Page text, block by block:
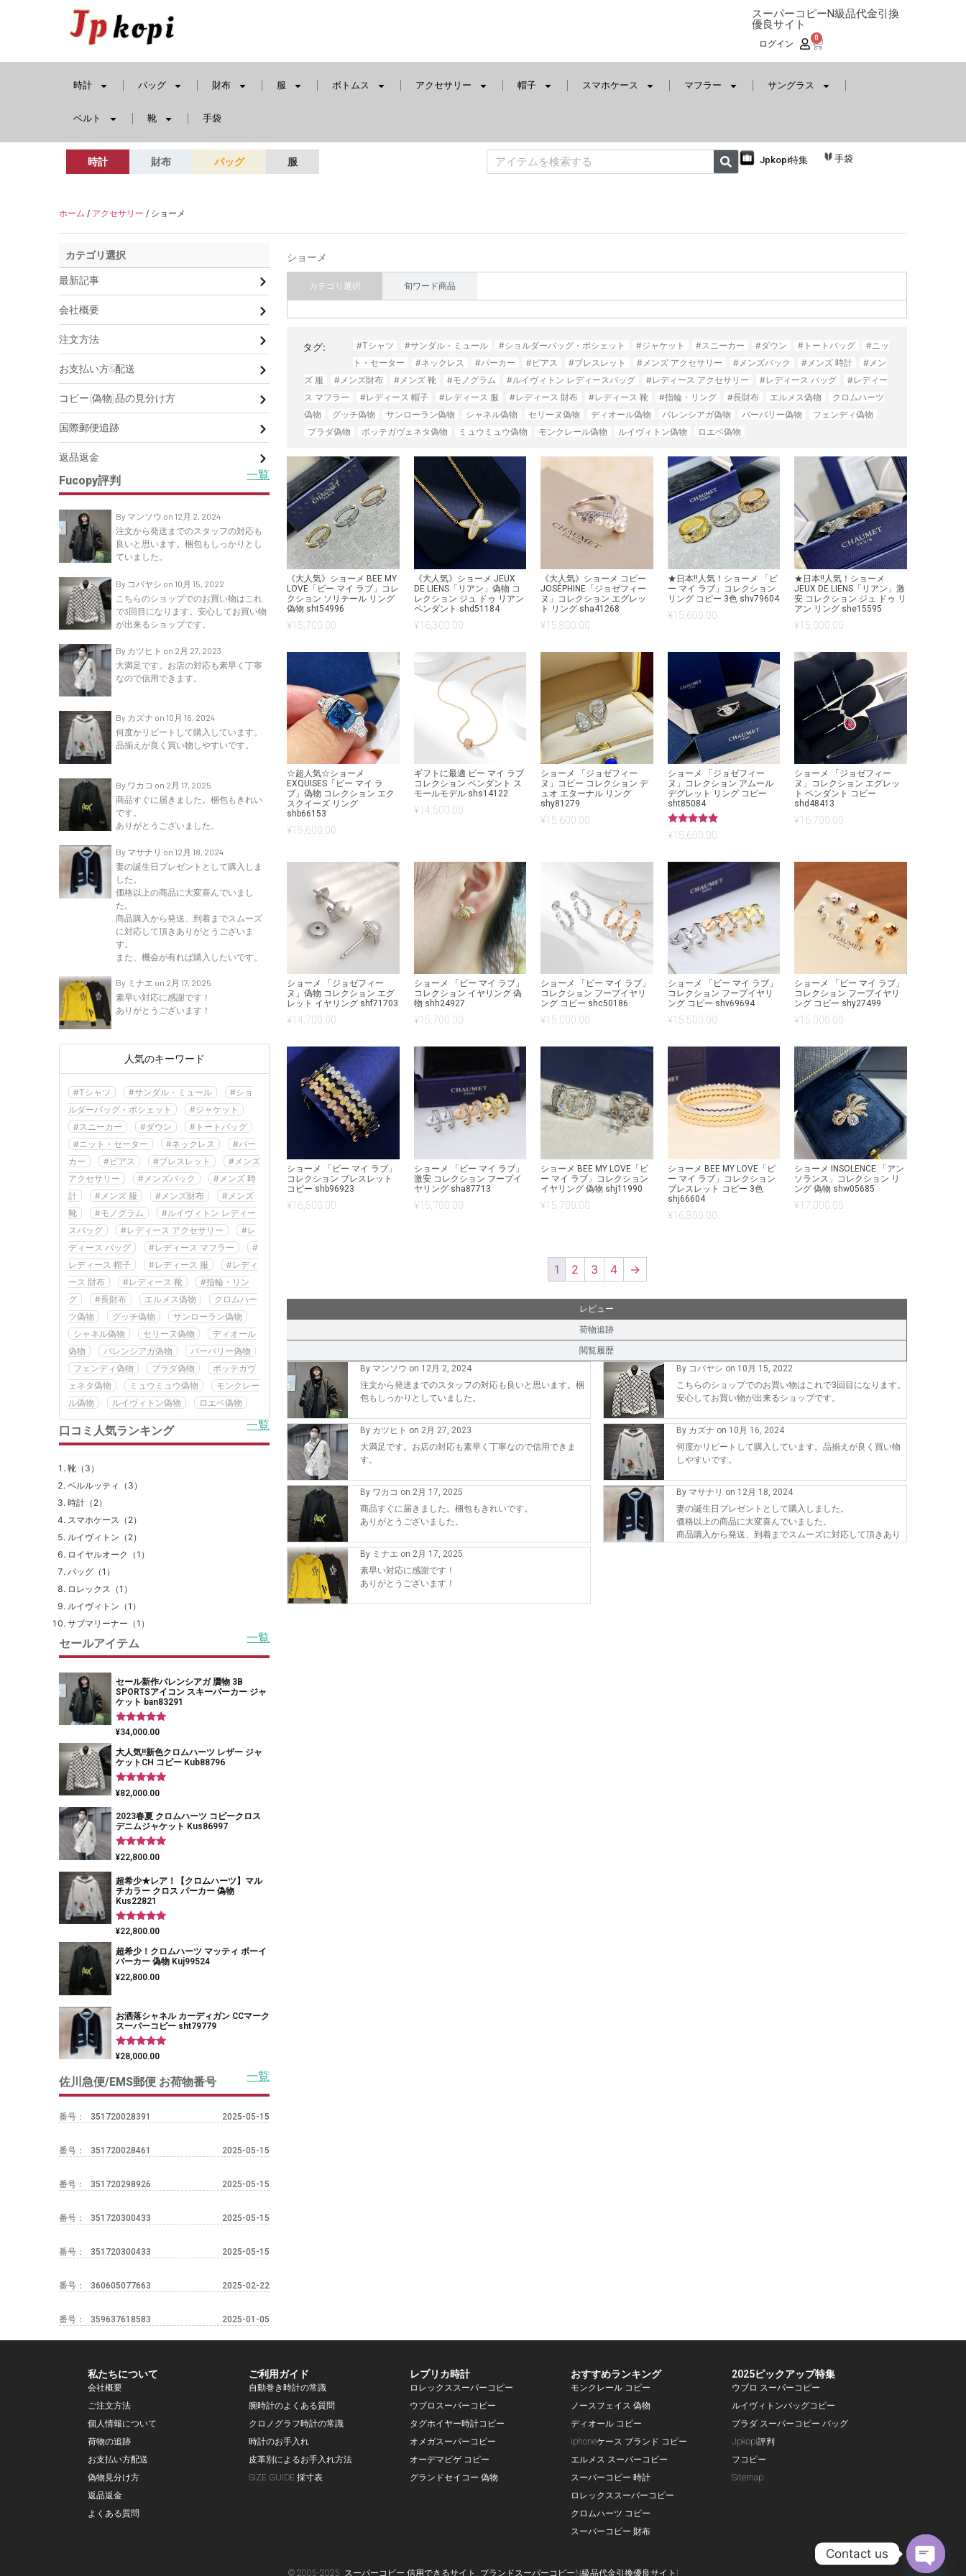
スーパーコピーN級品代金引換
優良サイト
ログイン
0
時計 バッグ 財布 服 ボトムス アクセサリー 帽子 スマホケース マフラー サングラス
ベルト 靴 手袋
時計 財布 バッグ 服 Jpkopi特集 手袋
ホーム / アクセサリー / ショーメ
カテゴリ選択
最新記事
会社概要
注文方法
お支払い方&配送
コピー(偽物)品の見分け方
国際郵便追跡
返品返金
Fucopy評判 一覧
By マンソウ on 12月 2, 2024
注文から発送までのスタッフの対応も
良いと思います。梱包もしっかりとし
ていました。
By コバヤシ on 10月 15, 2022
こちらのショップでのお買い物はこれ
で3回目になります。安心してお買い物
が出来るショップです。
By カツヒト on 2月 27, 2023
大満足です。お店の対応も素早く丁寧
なので信用できます。
By カズナ on 10月 16, 2024
何度かリピートして購入しています。
品揃えが良く買い物しやすいです。
By ワカコ on 2月 17, 2025
商品すぐに届きました。梱包もきれい
です。
ありがとうございました。
By マサナリ on 12月 18, 2024
妻の誕生日プレゼントとして購入しま
した。
価格以上の商品に大変喜んでいまし
た。
商品購入から発送、到着までスムーズ
に対応して頂きありがとうございま
す。
また、機会が有れば購入したいです。
By ミナエ on 2月 17, 2025
素早い対応に感謝です！
ありがとうございます！
人気のキーワード
#Tシャツ #サンダル・ミュール
#ショ
ルダーバッグ・ポシェット
#ジャケット
#スニーカー
#ダウン
#トートバッグ
#ニット・セーター
#ネックレス
#パー
カー
#ピアス #ブレスレット
#メンズ
アクセサリー
#メンズバック
#メンズ 時
計
#メンズ 服 #メンズ財布
#メンズ
靴
#モノグラム
#ルイヴィトン レディー
スバッグ
#レディース アクセサリー
#レ
ディース バッグ
#レディース マフラー
#
レディース 帽子
#レディース 服
#レディ
ース 財布
#レディース 靴
#指輪・リン
グ
#長財布 エルメス偽物
クロムハー
ツ偽物
グッチ偽物
サンローラン偽物
シャネル偽物
セリーヌ偽物
ディオール
偽物
バレンシアガ偽物
バーバリー偽物
フェンディ偽物
プラダ偽物
ボッテガヴ
ェネタ偽物
ミュウミュウ偽物
モンクレー
ル偽物
ルイヴィトン偽物 ロエベ偽物
口コミ人気ランキング 一覧
靴（3）
ベルルッティ（3）
時計（2）
スマホケース（2）
ルイヴィトン（2）
ロイヤルオーク（1）
バッグ（1）
ロレックス（1）
ルイヴィトン（1）
サブマリーナー（1）
セールアイテム 一覧
セール新作バレンシアガ 贋物 3B
SPORTSアイコン スキーパーカー ジャ
ケット ban83291
5段階中
5.00
の評価
¥34,000.00
大人気!!新色クロムハーツ レザー ジャ
ケットCH コピー Kub88796
5段階中
5.00
¥82,000.00
2023春夏 クロムハーツ コピークロス
デニムジャケット Kus86997
5段階中
5.00
の評価
¥22,800.00
超希少★レア！【クロムハーツ】マル
チカラー クロス パーカー 偽物
Kus22821
5段階中
5.00
の評価
¥22,800.00
超希少！クロムハーツ マッティ ボーイ
パーカー 偽物 Kuj99524
¥22,800.00
お洒落シャネル カーディガン CCマーク
スーパーコピー sht79779
5段階中
5.00
¥28,000.00
佐川急便/EMS郵便 お荷物番号 一覧
番号： 351720028391 2025-05-15
番号： 351720028461 2025-05-15
番号： 351720298926 2025-05-15
番号： 351720300433 2025-05-15
番号： 351720300433 2025-05-15
番号： 360605077663 2025-02-22
番号： 359637618583 2025-01-05
ショーメ
カテゴリ選択 旬ワード商品
タグ: #Tシャツ #サンダル・ミュール #ショルダーバッグ・ポシェット #ジャケット #スニーカー #ダウン #トートバッグ
#ニッ
ト・セーター
#ネックレス #パーカー #ピアス #ブレスレット #メンズ アクセサリー #メンズバック #メンズ 時計
#メン
ズ 服
#メンズ財布 #メンズ 靴 #モノグラム #ルイヴィトン レディースバッグ #レディース アクセサリー #レディース バッグ
#レディー
ス マフラー
#レディース 帽子 #レディース 服 #レディース 財布 #レディース 靴 #指輪・リング #長財布 エルメス偽物
クロムハーツ
偽物
グッチ偽物 サンローラン偽物 シャネル偽物 セリーヌ偽物 ディオール偽物 バレンシアガ偽物 バーバリー偽物
フェンディ偽物
プラダ偽物
ボッテガヴェネタ偽物 ミュウミュウ偽物 モンクレール偽物 ルイヴィトン偽物 ロエベ偽物
《大人気》ショーメ BEE MY
LOVE「ビー マイ ラブ」コレ
クション ソリテール リング
偽物 sht54996
¥15,700.00
《大人気》ショーメ JEUX
DE LIENS「リアン」偽物 コ
レクション ジュ ドゥ リアン
ペンダント shd51184
¥16,300.00
《大人気》ショーメ コピー
JOSÉPHINE「ジョゼフィー
ヌ」コレクション エグレッ
ト リング sha41268
¥15,800.00
★日本!!人気！ショーメ 「ビ
ー マイ ラブ」コレクション
リング コピー 3色 shv79604
¥15,600.00
★日本!!人気！ショーメ
JEUX DE LIENS「リアン」激
安 コレクション ジュ ドゥ リ
アン リング she15595
¥15,000.00
☆超人気☆ショーメ
EXQUISES「ビー マイ ラ
ブ」偽物 コレクション エク
スクイーズ リング
shb66153
¥15,600.00
ギフトに最適 ビー マイ ラブ
コレクション ペンダント ス
モールモデル shs14122
¥14,500.00
ショーメ 「ジョゼフィー
ヌ」コピー コレクション デ
ュオ エターナル リング
shy81279
¥15,600.00
ショーメ 「ジョゼフィー
ヌ」コレクション アムール
デグレット リング コピー
sht85084
5段階中
5.00
¥15,600.00
ショーメ 「ジョゼフィー
ヌ」コレクション エグレッ
ト ペンダント コピー
shd48413
¥16,700.00
ショーメ 「ジョゼフィー
ヌ」偽物 コレクション エグ
レット イヤリング shf71703
¥14,700.00
ショーメ 「ビー マイ ラブ」
コレクション イヤリング 偽
物 shh24927
¥15,700.00
ショーメ 「ビー マイ ラブ」
コレクション フープイヤリ
ング コピー shc50186
¥15,000.00
ショーメ 「ビー マイ ラブ」
コレクション フープイヤリ
ング コピー shv69694
¥15,500.00
ショーメ 「ビー マイ ラブ」
コレクション フープイヤリ
ング コピー shy27499
¥15,000.00
ショーメ 「ビー マイ ラブ」
コレクション ブレスレット
コピー shb96923
¥16,500.00
ショーメ 「ビー マイ ラブ」
激安 コレクション フープイ
ヤリング sha87713
¥15,700.00
ショーメ BEE MY LOVE「ビ
ー マイ ラブ」コレクション
イヤリング 偽物 shj11990
¥15,700.00
ショーメ BEE MY LOVE「ビ
ー マイ ラブ」コレクション
ブレスレット コピー 3色
shj66604
¥16,800.00
ショーメ INSOLENCE 「アン
ソランス」コレクション リ
ング 偽物 shw05685
¥17,000.00
1 2 3 4 →
レビュー
荷物追跡
閲覧履歴
By マンソウ on 12月 2, 2024
注文から発送までのスタッフの対応も良いと思います。梱
包もしっかりとしていました。
By コバヤシ on 10月 15, 2022
こちらのショップでのお買い物はこれで3回目になります。
安心してお買い物が出来るショップです。
By カツヒト on 2月 27, 2023
大満足です。お店の対応も素早く丁寧なので信用できま
す。
By カズナ on 10月 16, 2024
何度かリピートして購入しています。品揃えが良く買い物
しやすいです。
By ワカコ on 2月 17, 2025
商品すぐに届きました。梱包もきれいです。
ありがとうございました。
By マサナリ on 12月 18, 2024
妻の誕生日プレゼントとして購入しました。
価格以上の商品に大変喜んでいました。
商品購入から発送、到着までスムーズに対応して頂きあり
By ミナエ on 2月 17, 2025
素早い対応に感謝です！
ありがとうございます！
私たちについて
会社概要
ご注文方法
個人情報について
荷物の追跡
お支払い方配送
偽物見分け方
返品返金
よくある質問
ご利用ガイド
自動巻き時計の常識
腕時計のよくある質問
クロノグラフ時計の常識
時計のお手入れ
皮革別によるお手入れ方法
SIZE GUIDE 採寸表
レプリカ時計
ロレックススーパーコピー
ウブロスーパーコピー
タグホイヤー時計コピー
オメガスーパーコピー
オーデマピゲ コピー
グランドセイコー 偽物
おすすめランキング
モンクレール コピー
ノースフェイス 偽物
ディオール コピー
iphoneケース ブランド コピー
エルメス スーパーコピー
スーパーコピー 時計
ロレックススーパーコピー
クロムハーツ コピー
スーパーコピー 財布
2025ピックアップ特集
ウブロ スーパーコピー
ルイヴィトンバッグコピー
プラダ スーパーコピー バッグ
Jpkopi評判
フコピー
Sitemap
© 2005-2025 スーパーコピー 信用できるサイト, ブランドスーパーコピーN級品代金引換優良サイト!
Contact us